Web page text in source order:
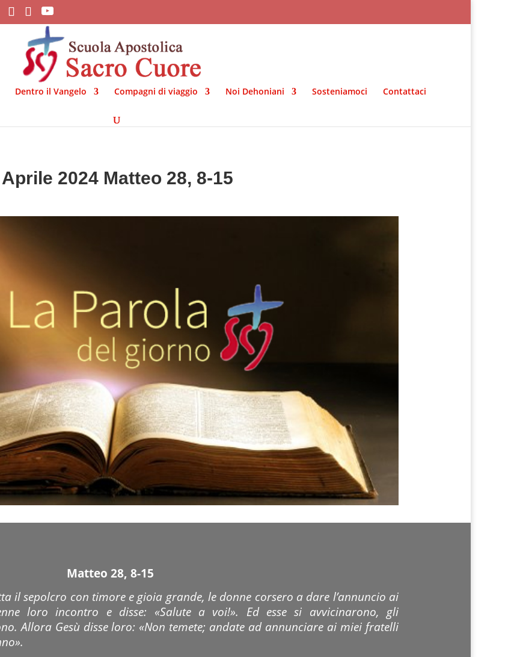
Dentro il Vangelo Compagni di viaggio Noi Dehoniani Sosteniamoci Contattaci
Aprile 2024 Matteo 28, 8-15
Matteo 28, 8-15
il sepolcro con timore e gioia grande, le donne corsero a dare l’annuncio ai
loro incontro e disse: «Salute a voi!». Ed esse si avvicinarono, gli
Allora Gesù disse loro: «Non temete; andate ad annunciare ai miei fratelli